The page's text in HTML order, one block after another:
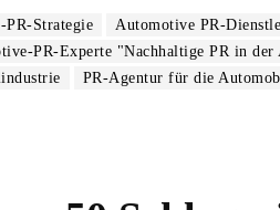
Strategie Automotive PR-
PR-Experte "Nachhaltige PR in der
PR-Agentur für die